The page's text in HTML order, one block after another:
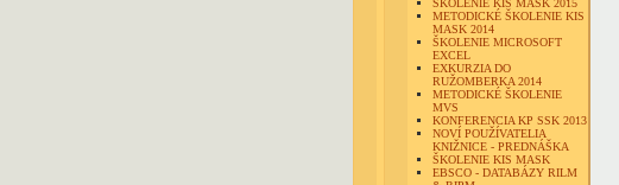
ŠKOLENIE KIS MASK 2015
METODICKÉ ŠKOLENIE KIS
MASK 2014
ŠKOLENIE MICROSOFT
EXCEL
EXKURZIA DO
RUŽOMBERKA 2014
METODICKÉ ŠKOLENIE
MVS
KONFERENCIA KP SSK 2013
NOVÍ POUŽÍVATELIA
KNIŽNICE - PREDNÁŠKA
ŠKOLENIE KIS MASK
EBSCO - DATABÁZY RILM